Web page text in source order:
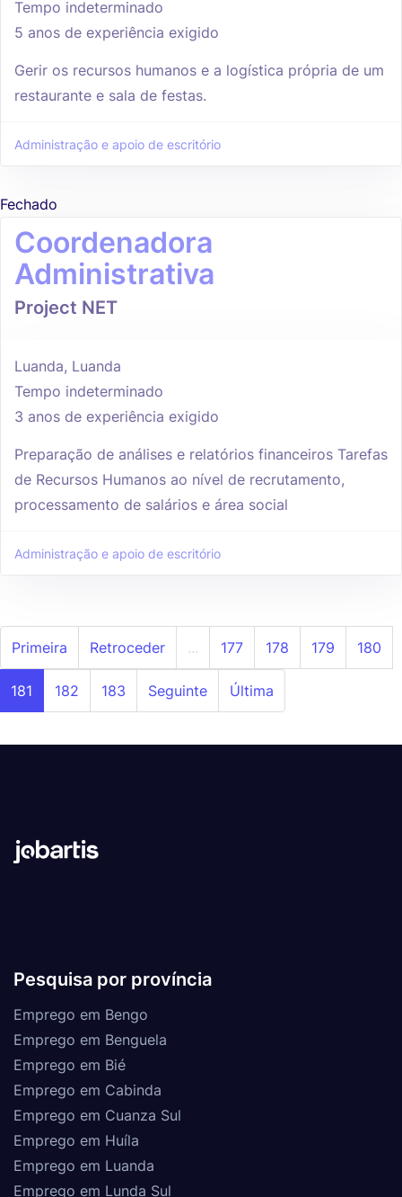
Tempo indeterminado
5 anos de experiência exigido
Gerir os recursos humanos e a logística própria de um
restaurante e sala de festas.
Administração e apoio de escritório
Fechado
Coordenadora
Administrativa
Project NET
Luanda, Luanda
Tempo indeterminado
3 anos de experiência exigido
Preparação de análises e relatórios financeiros Tarefas
de Recursos Humanos ao nível de recrutamento,
processamento de salários e área social
Administração e apoio de escritório
Primeira Retroceder ... 177 178 179 180
181 182 183 Seguinte Última
Pesquisa por província
Emprego em Bengo
Emprego em Benguela
Emprego em Bié
Emprego em Cabinda
Emprego em Cuanza Sul
Emprego em Huíla
Emprego em Luanda
Emprego em Lunda Sul